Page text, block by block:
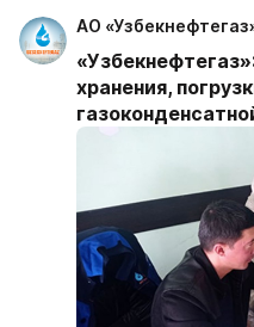
АО
хранения,